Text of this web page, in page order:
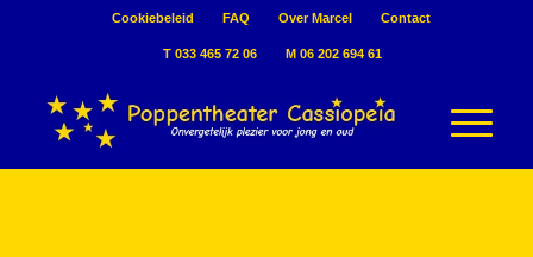
Cookiebeleid FAQ Over Marcel Contact
T 033 465 72 06 M 06 202 694 61